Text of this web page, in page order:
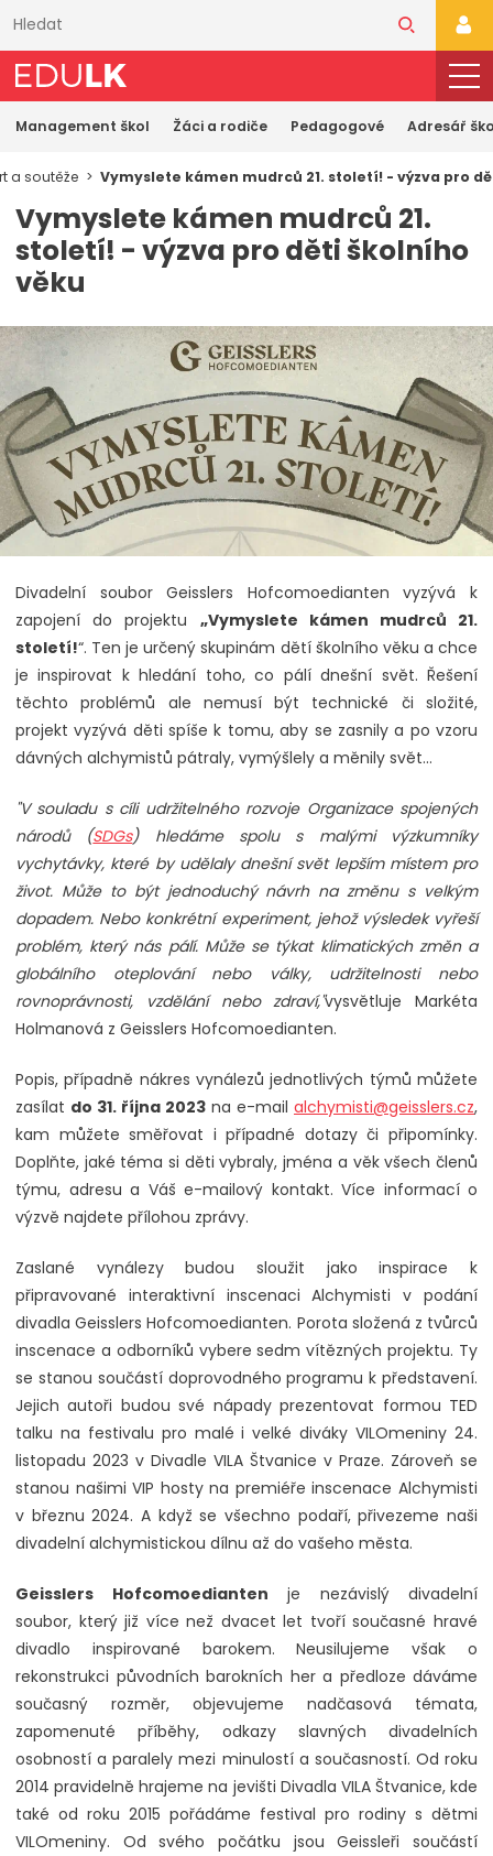
obsahu
Management škol Žáci a rodiče Pedagogové Adresář
a soutěže Vymyslete kámen mudrců 21. století! - výzva pro
Vymyslete kámen mudrců 21.
století! - výzva pro děti školního
věku
Divadelní soubor Geisslers Hofcomoedianten vyzývá k
zapojení do projektu „Vymyslete kámen mudrců 21.
století!“. Ten je určený skupinám dětí školního věku a chce
je inspirovat k hledání toho, co pálí dnešní svět. Řešení
těchto problémů ale nemusí být technické či složité,
projekt vyzývá děti spíše k tomu, aby se zasnily a po vzoru
dávných alchymistů pátraly, vymýšlely a měnily svět…
"V souladu s cíli udržitelného rozvoje Organizace spojených
národů (SDGs) hledáme spolu s malými výzkumníky
vychytávky, které by udělaly dnešní svět lepším místem pro
život. Může to být jednoduchý návrh na změnu s velkým
dopadem. Nebo konkrétní experiment, jehož výsledek vyřeší
problém, který nás pálí. Může se týkat klimatických změn a
globálního oteplování nebo války, udržitelnosti nebo
rovnoprávnosti, vzdělání nebo zdraví,"vysvětluje Markéta
Holmanová z Geisslers Hofcomoedianten.
Popis, případně nákres vynálezů jednotlivých týmů můžete
zasílat do 31. října 2023 na e-mail alchymisti@geisslers.cz,
kam můžete směřovat i případné dotazy či připomínky.
Doplňte, jaké téma si děti vybraly, jména a věk všech členů
týmu, adresu a Váš e-mailový kontakt. Více informací o
výzvě najdete přílohou zprávy.
Zaslané vynálezy budou sloužit jako inspirace k
připravované interaktivní inscenaci Alchymisti v podání
divadla Geisslers Hofcomoedianten. Porota složená z tvůrců
inscenace a odborníků vybere sedm vítězných projektu. Ty
se stanou součástí doprovodného programu k představení.
Jejich autoři budou své nápady prezentovat formou TED
talku na festivalu pro malé i velké diváky VILOmeniny 24.
listopadu 2023 v Divadle VILA Štvanice v Praze. Zároveň se
stanou našimi VIP hosty na premiéře inscenace Alchymisti
v březnu 2024. A když se všechno podaří, přivezeme naši
divadelní alchymistickou dílnu až do vašeho města.
Geisslers Hofcomoedianten je nezávislý divadelní
soubor, který již více než dvacet let tvoří současné hravé
divadlo inspirované barokem. Neusilujeme však o
rekonstrukci původních barokních her a předloze dáváme
současný rozměr, objevujeme nadčasová témata,
zapomenuté příběhy, odkazy slavných divadelních
osobností a paralely mezi minulostí a současností. Od roku
2014 pravidelně hrajeme na jevišti Divadla VILA Štvanice, kde
také od roku 2015 pořádáme festival pro rodiny s dětmi
VILOmeniny. Od svého počátku jsou Geissleři součástí